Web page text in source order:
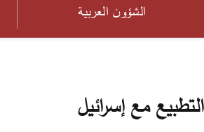
الشؤون العربية
التطبيع مع إسرائيل